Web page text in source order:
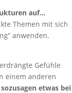
auf…
Themen mit sich
anwenden.
Gefühle
einem anderen
etwas